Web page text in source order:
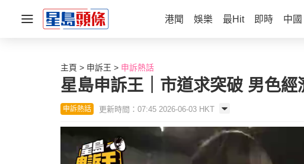
港聞 娛樂 最Hit 即時 中國
主頁 申訴王 申訴熱話
星島申訴王｜市道求突破 男色
申訴熱話 更新時間：07:45 2026-06-03 HKT